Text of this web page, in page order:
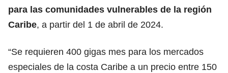
para las comunidades vulnerables de la región
Caribe, a partir del 1 de abril de 2024.
“Se requieren 400 gigas mes para los mercados
especiales de la costa Caribe a un precio entre 150